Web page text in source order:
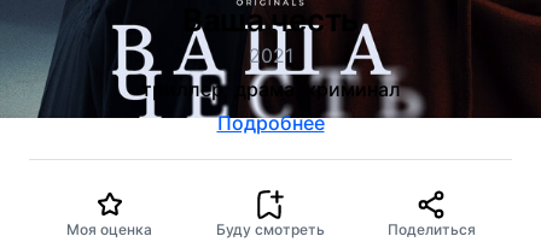
Ваша честь
2021
триллер, драма, криминал
Подробнее
Моя оценка Буду смотреть Поделиться